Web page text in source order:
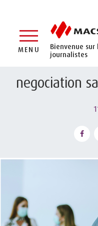
Bienvenue sur
journalistes
MENU
negociation